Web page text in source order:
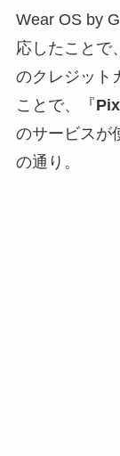
Wear OS by
応したことで
のクレジット
ことで、『
のサービスが
の通り。